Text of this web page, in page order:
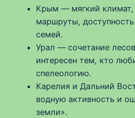
Крым — мягкий климат,
маршруты,
семей.
Урал — сочетание
интересен тем, кто
спелеологию.
Карелия и Дальний
водную активность и
земли».